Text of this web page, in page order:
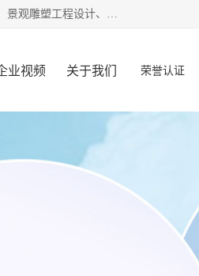
宿迁净澜天景观工程有限公司经营范围包括草雕、植物雕塑、景区绿雕、国庆绿雕、绿雕造型、绿雕厂家、景观雕塑工程设计、施工;绿化工程设计、施工、养护;绿化苗木、盆景种植、销售;是一家大型立体花坛草雕绿雕、五色草造型绿雕，仿真植物绿雕、稻草人工艺品、不锈钢雕塑等策划制作厂家，提供绿雕设计，制作,加工，及安装一站式服务。
业视频 关于我们 荣誉认证